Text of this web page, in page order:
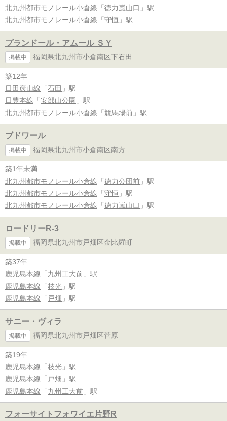
北九州都市モノレール小倉線 「 徳力嵐山口 」駅
北九州都市モノレール小倉線 「 守恒 」駅
プランドール・アムール ＳＹ
掲載中 福岡県北九州市小倉南区下石田
築12年
日田彦山線 「 石田 」駅
日豊本線 「 安部山公園 」駅
北九州都市モノレール小倉線 「 競馬場前 」駅
ブドワール
掲載中 福岡県北九州市小倉南区南方
築1年未満
北九州都市モノレール小倉線 「 徳力公団前 」駅
北九州都市モノレール小倉線 「 守恒 」駅
北九州都市モノレール小倉線 「 徳力嵐山口 」駅
ロードリーR-3
掲載中 福岡県北九州市戸畑区金比羅町
築37年
鹿児島本線 「 九州工大前 」駅
鹿児島本線 「 枝光 」駅
鹿児島本線 「 戸畑 」駅
サニー・ヴィラ
掲載中 福岡県北九州市戸畑区菅原
築19年
鹿児島本線 「 枝光 」駅
鹿児島本線 「 戸畑 」駅
鹿児島本線 「 九州工大前 」駅
フォーサイトフォワイエ片野R